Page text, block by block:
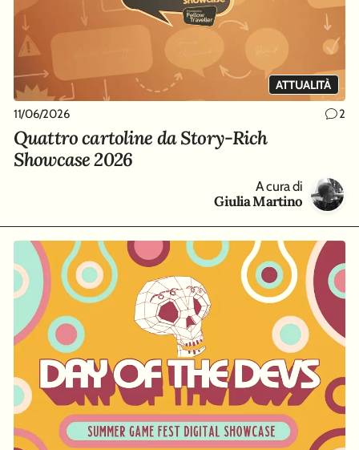
ATTUALITÀ
11/06/2026 2
Quattro cartoline da Story-Rich
Showcase 2026
A cura di
Giulia Martino